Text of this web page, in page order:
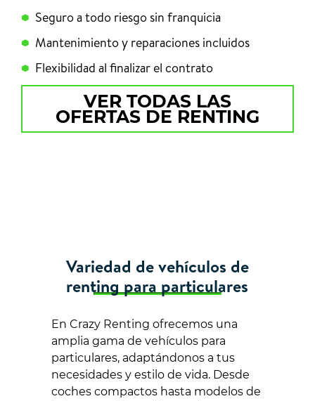
Seguro a todo riesgo sin franquicia
Mantenimiento y reparaciones incluidos
Flexibilidad al finalizar el contrato
VER TODAS LAS
OFERTAS DE RENTING
Variedad de vehículos de
renting para particulares
En Crazy Renting ofrecemos una
amplia gama de vehículos para
particulares, adaptándonos a tus
necesidades y estilo de vida. Desde
coches compactos hasta modelos de